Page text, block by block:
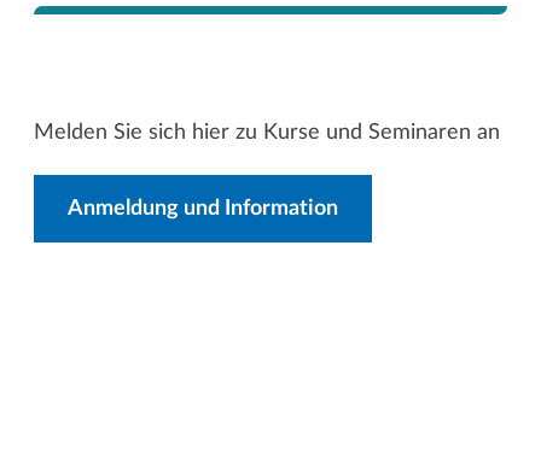
Melden Sie sich hier zu Kurse und Seminaren an
Anmeldung und Information